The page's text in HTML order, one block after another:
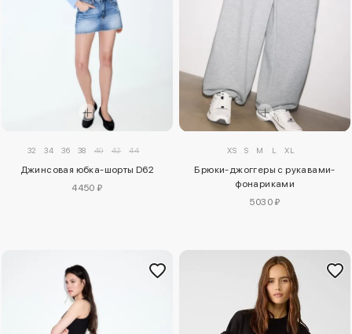
32 34 36 38 40 42 44
Джинсовая юбка-шорты D62
4450 ₽
XS S M L XL
Брюки-джоггеры с рукавами-
фонариками
5030 ₽